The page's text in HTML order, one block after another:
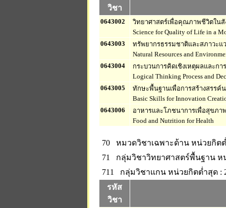
วิชา
0643002
วิทยาศาสตร์เพื่อคุณภาพชีวิตใน
Science for Quality of Life in a
0643003
ทรัพยากรธรรมชาติและสภาวะแ
Natural Resources and
0643004
กระบวนการคิดเชิงเหตุผลและกา
Logical Thinking Process and
0643005
ทักษะพื้นฐานเพื่อการสร้างสรรค์
Basic Skills for Innovation
0643006
อาหารและโภชนาการเพื่อสุขภา
Food and Nutrition for Health
70 หมวดวิชาเฉพาะด้าน หน่วยกิต
71 กลุ่มวิชาวิทยาศาสตร์พื้นฐาน ห
711 กลุ่มวิชาแกน หน่วยกิตต่ำสุด :
รหัส
วิชา